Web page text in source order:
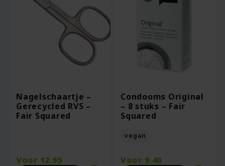
Nagelschaartje –
Gerecycled RVS –
Fair Squared
Voor 12.95
Condooms Original
– 8 stuks – Fair
Squared
vegan
Voor 9.40